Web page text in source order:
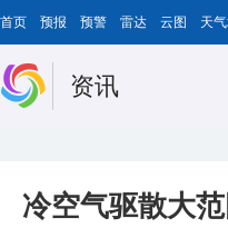
首页 预报 预警 雷达 云图 天
资讯
冷空气驱散大